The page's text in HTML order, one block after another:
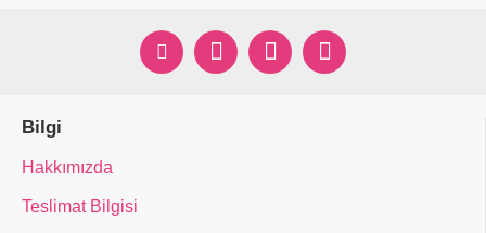
Bilgi
Hakkımızda
Teslimat Bilgisi